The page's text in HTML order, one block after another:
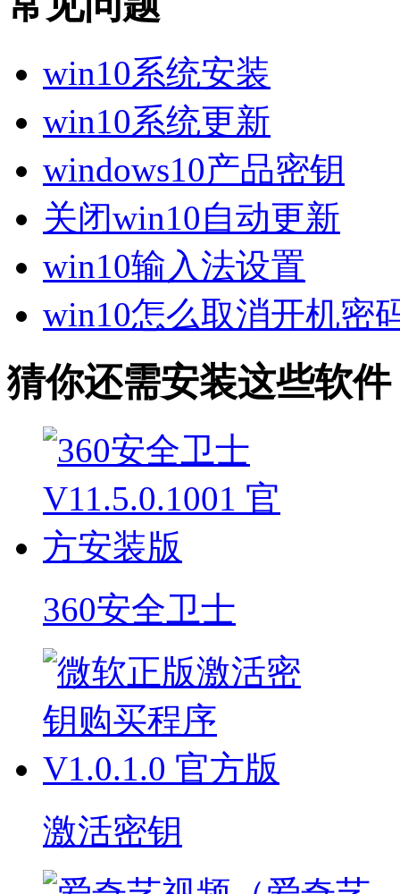
win10系统安装
win10系统更新
windows10产品密钥
关闭win10自动更新
win10输入法设置
win10怎么取消开机密
猜你还需安装这些软件
360安全卫士
激活密钥